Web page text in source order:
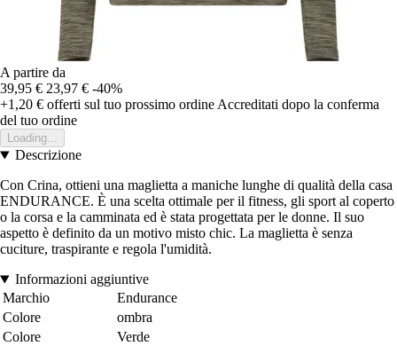
A partire da
39,95 € 23,97 € -40%
+1,20 € offerti sul tuo prossimo ordine Accreditati dopo la conferma
del tuo ordine
Loading...
Descrizione
Con Crina, ottieni una maglietta a maniche lunghe di qualità della casa
ENDURANCE. È una scelta ottimale per il fitness, gli sport al coperto
o la corsa e la camminata ed è stata progettata per le donne. Il suo
aspetto è definito da un motivo misto chic. La maglietta è senza
cuciture, traspirante e regola l'umidità.
Informazioni aggiuntive
Marchio
Endurance
Colore
ombra
Colore
Verde